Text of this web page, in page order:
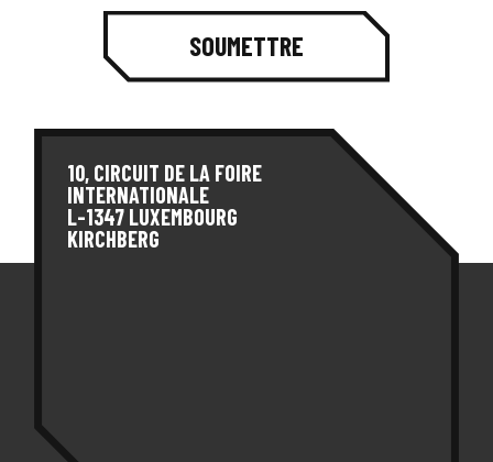
SOUMETTRE
10, CIRCUIT DE LA FOIRE
INTERNATIONALE
L-1347 LUXEMBOURG
KIRCHBERG